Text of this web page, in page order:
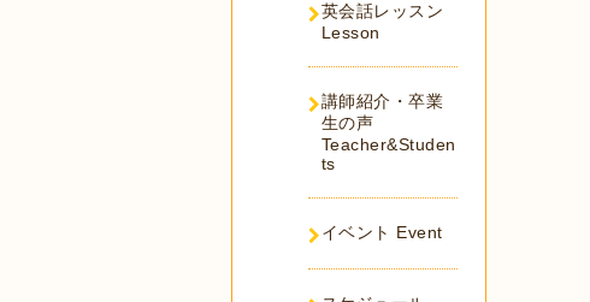
英会話レッスン
Lesson
講師紹介・卒業
生の声
Teacher&Studen
ts
イベント Event